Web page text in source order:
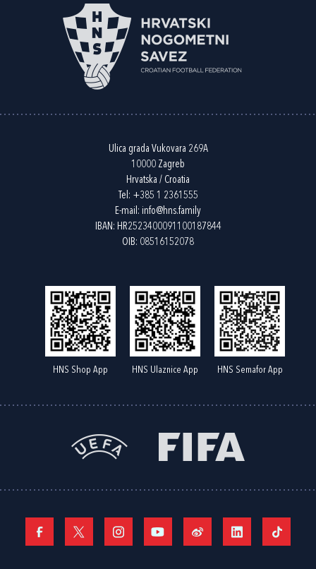
Ulica grada Vukovara 269A
10000 Zagreb
Hrvatska / Croatia
Tel: +385 1 2361555
E-mail: info@hns.family
IBAN: HR2523400091100187844
OIB: 08516152078
HNS Shop App HNS Ulaznice App HNS Semafor App